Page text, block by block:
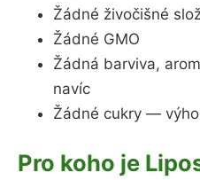
Žádné živočišné
Žádné GMO
Žádná barviva,
navíc
Žádné cukry —
Pro koho je